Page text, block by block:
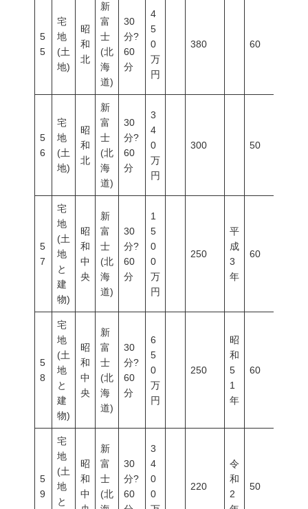
5
5
宅
地
(土
地)
昭
和
北
新
富
士
(北
海
道)
30
分?
60
分
4
5
0
万
円
380 60
5
6
宅
地
(土
地)
昭
和
北
新
富
士
(北
海
道)
30
分?
60
分
3
4
0
万
円
300 50
5
7
宅
地
(土
地
と
建
物)
昭
和
中
央
新
富
士
(北
海
道)
30
分?
60
分
1
5
0
0
万
円
250
平
成
3
年
60
5
8
宅
地
(土
地
と
建
物)
昭
和
中
央
新
富
士
(北
海
道)
30
分?
60
分
6
5
0
万
円
250
昭
和
5
1
年
60
5
9
宅
地
(土
地
と
昭
和
中
新
富
士
(北
30
分?
60
3
4
0
0
220
令
和
2
50